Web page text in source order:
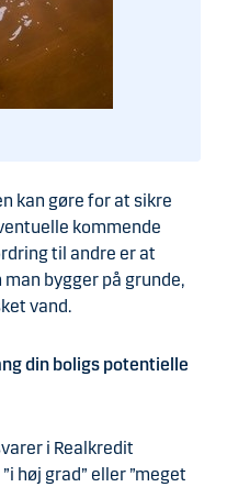
kan gøre for at sikre
kommende
til andre er at
bygger på grunde,
vand.
din boligs potentielle
i Realkredit
høj grad” eller ”meget